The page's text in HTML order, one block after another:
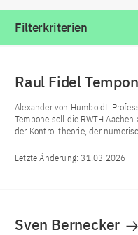
Filterkriterien
Raul Fidel
Alexander von Humboldt-
Tempone soll die RWTH
der Kontrolltheorie, der
Letzte Änderung:31.03.2026
Sven Bernecker